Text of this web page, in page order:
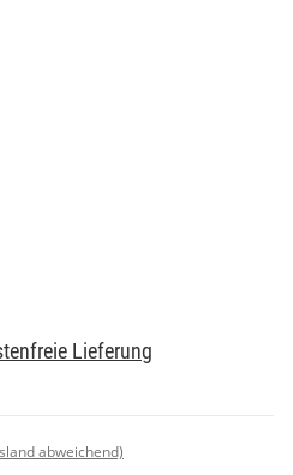
Lieferung
abweichend)